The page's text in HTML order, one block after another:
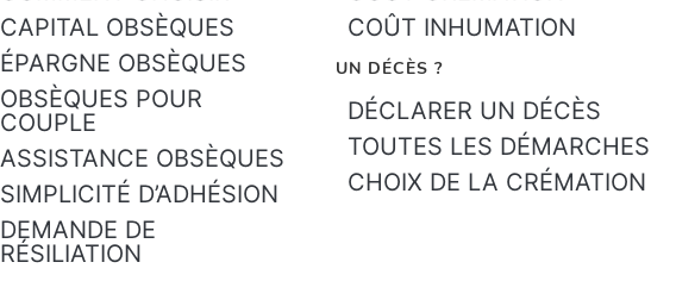
CAPITAL OBSÈQUES
ÉPARGNE OBSÈQUES
OBSÈQUES POUR
COUPLE
ASSISTANCE OBSÈQUES
SIMPLICITÉ D’ADHÉSION
DEMANDE DE
RÉSILIATION
COÛT INHUMATION
UN DÉCÈS ?
DÉCLARER UN DÉCÈS
TOUTES LES DÉMARCHES
CHOIX DE LA CRÉMATION